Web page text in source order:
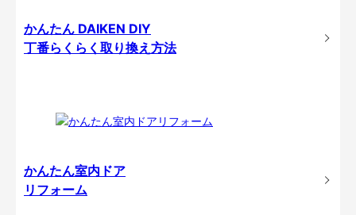
かんたん DAIKEN DIY
丁番らくらく取り換え方法
かんたん室内ドア
リフォーム